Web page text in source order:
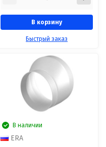
В корзину
Быстрый заказ
В наличии
ERA